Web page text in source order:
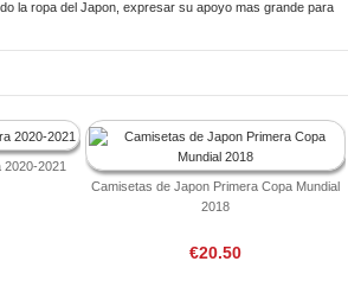
la ropa del Japon, expresar su apoyo mas grande para
2021
Camisetas de Japon Primera Copa Mundial
2018
€20.50